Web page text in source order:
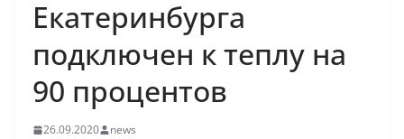
Екатеринбурга
подключен к теплу на
90 процентов
26.09.2020 news